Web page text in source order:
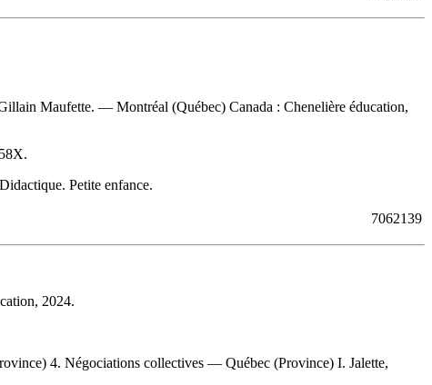
Maufette. — Montréal (Québec) Canada : Chenelière éducation,
.
Petite enfance.
7062139
2024.
4. Négociations collectives — Québec (Province) I. Jalette,